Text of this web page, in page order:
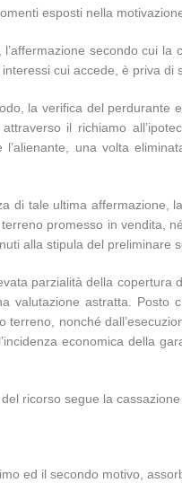
esposti nella
secondo cui
cui accede, è priva di
la verifica del perdurante
attraverso il richiamo
l’alienante, una volta
di tale ultima affermazione,
promesso in vendita,
alla stipula del preliminare
parzialità della copertura
valutazione astratta.
terreno, nonché
economica della
del ricorso segue la
ed il secondo motivo,